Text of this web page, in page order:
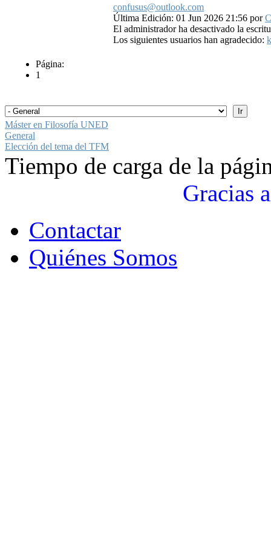
confusus@outlook.com
Última Edición: 01 Jun 2026 21:56 por
El administrador ha desactivado la
Los siguientes usuarios han agradecido:
Página:
1
Máster en Filosofía UNED
General
Elección del tema del TFM
Tiempo de carga de la
Gracias a
Contactar
Quiénes Somos